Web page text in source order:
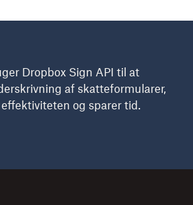
Dropbox Sign API til at
af skatteformularer,
effektiviteten og sparer tid.